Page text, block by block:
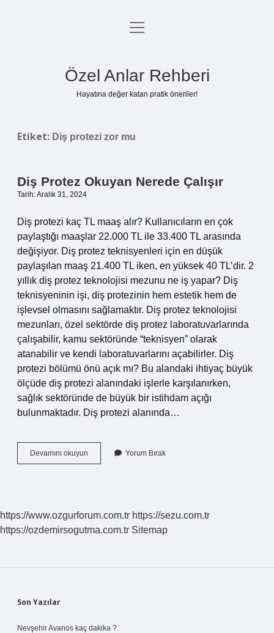
Anasayfa
menüyü
Özel Anlar Rehberi
Hayatına değer katan pratik öneriler!
Etiket: Diş protezi zor mu
Diş Protez Okuyan Nerede Çalışır
Tarih: Aralık 31, 2024
Diş protezi kaç TL maaş alır? Kullanıcıların en çok
paylaştığı maaşlar 22.000 TL ile 33.400 TL arasında
değişiyor. Diş protez teknisyenleri için en düşük
paylaşılan maaş 21.400 TL iken, en yüksek 40 TL’dir. 2
yıllık diş protez teknolojisi mezunu ne iş yapar? Diş
teknisyeninin işi, diş protezinin hem estetik hem de
işlevsel olmasını sağlamaktır. Diş protez teknolojisi
mezunları, özel sektörde diş protez laboratuvarlarında
çalışabilir, kamu sektöründe “teknisyen” olarak
atanabilir ve kendi laboratuvarlarını açabilirler. Diş
protezi bölümü önü açık mı? Bu alandaki ihtiyaç büyük
ölçüde diş protezi alanındaki işlerle karşılanırken,
sağlık sektöründe de büyük bir istihdam açığı
bulunmaktadır. Diş protezi alanında…
Devamını okuyun
Protez
Yorum Bırak
https://www.ozgurforum.com.tr https://sezu.com.tr
https://ozdemirsogutma.com.tr Sitemap
Sidebar
Son Yazılar
Nevşehir Avanos kaç dakika ?